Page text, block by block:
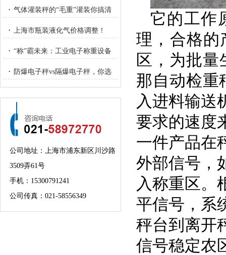
明白了吗？
· 气体灌装秤的“毛重”灌装你搞清
楚了吗？
· 上海市瓶装液化气价格调整！
· “称”霸未来：工业电子称重设备
的“智”与“重”
· 防爆电子秤vs隔爆电子秤，你选
对了吗？
公司地址：上海市浦东新区川沙路
3509弄61号
手机： 15300791241
公司传真：021-58556349
它的工作
理，合格的
区，为批
那自动检重
入进料输送
要求的速度
一件产品在
外部信号，
入称重区。
平信号，系
秤台到离开
信号稳定农